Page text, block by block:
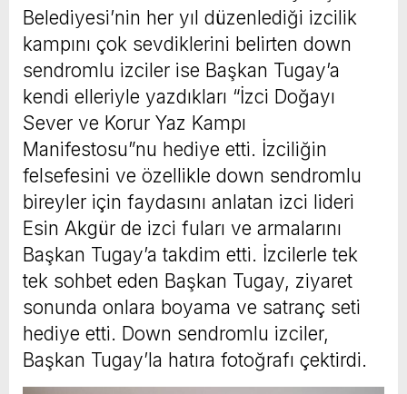
Belediyesi’nin her yıl düzenlediği izcilik
kampını çok sevdiklerini belirten down
sendromlu izciler ise Başkan Tugay’a
kendi elleriyle yazdıkları “İzci Doğayı
Sever ve Korur Yaz Kampı
Manifestosu”nu hediye etti. İzciliğin
felsefesini ve özellikle down sendromlu
bireyler için faydasını anlatan izci lideri
Esin Akgür de izci fuları ve armalarını
Başkan Tugay’a takdim etti. İzcilerle tek
tek sohbet eden Başkan Tugay, ziyaret
sonunda onlara boyama ve satranç seti
hediye etti. Down sendromlu izciler,
Başkan Tugay’la hatıra fotoğrafı çektirdi.